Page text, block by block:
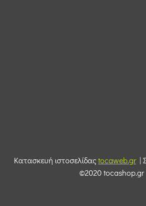
Κατασκευή ιστοσελίδαςtocaweb.gr|
©2020 tocashop.gr